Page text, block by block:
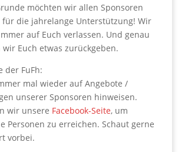
möchten wir allen Sponsoren
für die jahrelange Unterstützung! Wir
auf Euch verlassen. Und genau
Euch etwas zurückgeben.
der FuFh:
mal wieder auf Angebote /
unserer Sponsoren hinweisen.
wir unsere Facebook-Seite, um
Personen zu erreichen. Schaut gerne
vorbei.